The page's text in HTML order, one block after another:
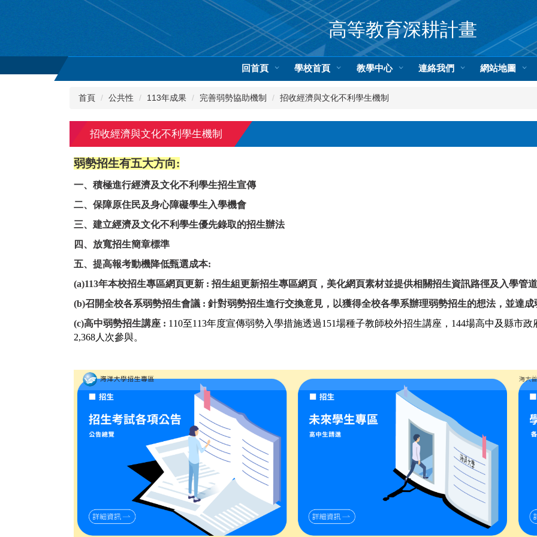
內
高等教育深耕計畫
回首頁 學校首頁 教學中心 連絡我們 網站地圖
首頁 公共性 113年成果 完善弱勢協助機制 招收經濟與文化不利學生機制
招收經濟與文化不利學生機制
弱勢招生有五大方向:
一、 積極進行經濟及文化不利學生招生宣傳
二、 保障原住民及身心障礙學生入學機會
三、 建立經濟及文化不利學生優先錄取的招生辦法
四、 放寬招生簡章標準
五、 提高報考動機降低甄選成本:
(a)113年本校招生專區網頁更新 : 招生組更新招生專區網頁 ，美化網頁素材並提供相關招生資訊路徑及入學管
(b)召開全校各系弱勢招生會議 : 針對弱勢招生進行交換意見，以獲得全校各學系辦理弱勢招生的想法，並達
(c)高中弱勢招生講座 : 110至113年度宣傳弱勢入學措施透過151場種子教師校外招生講座， 144場高中及縣市政
2,368人次參與。